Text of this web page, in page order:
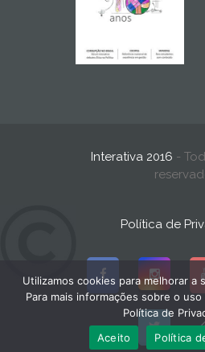
Interativa 2016 -
Política de
Utilizamos cookies para melhorar a
Para mais informações sobre o
Política de
Aceito
Política